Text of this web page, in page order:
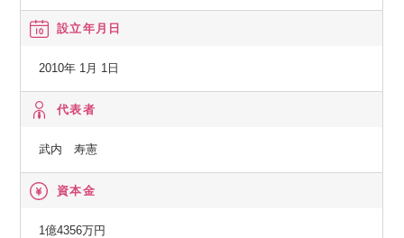
設立年月日
2010年 1月 1日
代表者
武内 寿憲
資本金
1億4356万円